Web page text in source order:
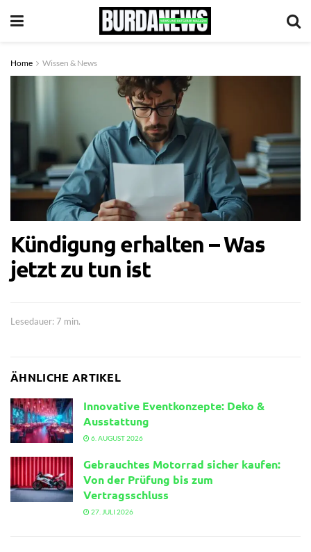
Home Wissen & News
Kündigung erhalten – Was
jetzt zu tun ist
Lesedauer: 7 min.
ÄHNLICHE ARTIKEL
Innovative Eventkonzepte: Deko &
Ausstattung
6. AUGUST 2026
Gebrauchtes Motorrad sicher kaufen:
Von der Prüfung bis zum
Vertragsschluss
27. JULI 2026